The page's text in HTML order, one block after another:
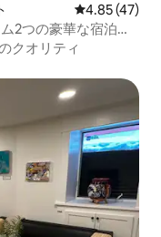
レビュー47
4.85 (47)
2つの豪華な宿泊先
き）
クオリティ